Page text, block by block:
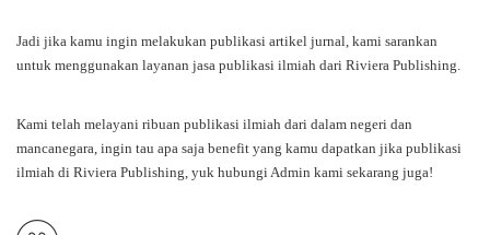
Jadi jika kamu ingin melakukan publikasi artikel jurnal, kami sarankan
untuk menggunakan layanan jasa publikasi ilmiah dari Riviera Publishing.
Kami telah melayani ribuan publikasi ilmiah dari dalam negeri dan
mancanegara, ingin tau apa saja benefit yang kamu dapatkan jika publikasi
ilmiah di Riviera Publishing, yuk hubungi Admin kami sekarang juga!